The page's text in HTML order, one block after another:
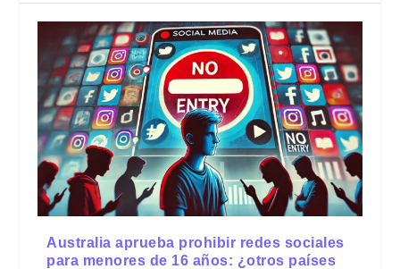
Australia aprueba prohibir redes sociales
para menores de 16 años: ¿otros países